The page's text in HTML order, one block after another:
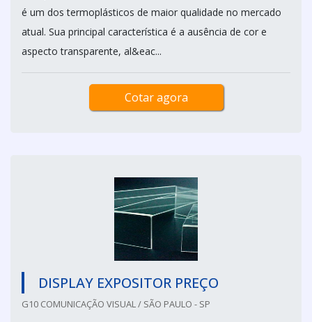
é um dos termoplásticos de maior qualidade no mercado
atual. Sua principal característica é a ausência de cor e
aspecto transparente, al&eac...
Cotar agora
DISPLAY EXPOSITOR PREÇO
G10 COMUNICAÇÃO VISUAL / SÃO PAULO - SP